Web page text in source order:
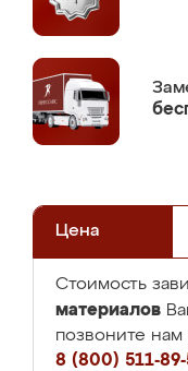
Цена
Стоимость
материалов
позвоните
8 (800) 511-89-